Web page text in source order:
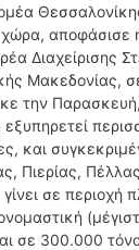
αποφάσισε
Διαχείρισης
Μακεδονίας,
την
και
Πιερίας,
σε περιοχή
σε 300.000